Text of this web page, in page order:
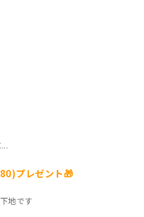
プレゼント🎁
地です